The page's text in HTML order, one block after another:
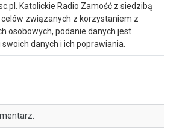
Katolickie Radio Zamość z siedzibą
związanych z korzystaniem z
osobowych, podanie danych jest
danych i ich poprawiania.